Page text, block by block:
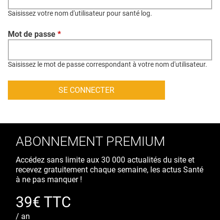
CONTACT
CRÉDITS
Saisissez votre nom d'utilisateur pour santé log.
Mot de passe *
Saisissez le mot de passe correspondant à votre nom d'utilisateur.
ABONNEMENT PREMIUM
Accédez sans limite aux 30 000 actualités du site et
recevez gratuitement chaque semaine, les actus Santé
à ne pas manquer !
39€ TTC
/ an